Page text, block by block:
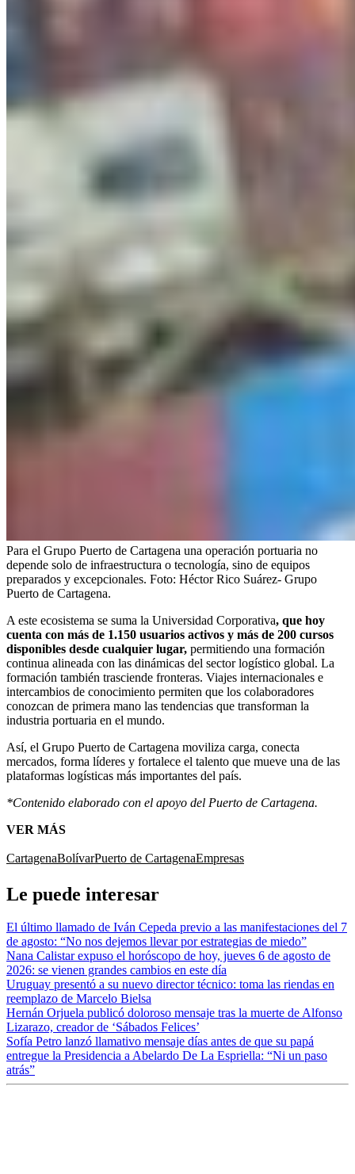
Para el Grupo Puerto de Cartagena una operación portuaria no
depende solo de infraestructura o tecnología, sino de equipos
preparados y excepcionales. Foto: Héctor Rico Suárez- Grupo
Puerto de Cartagena.
A este ecosistema se suma la Universidad Corporativa, que hoy
cuenta con más de 1.150 usuarios activos y más de 200 cursos
disponibles desde cualquier lugar, permitiendo una formación
continua alineada con las dinámicas del sector logístico global. La
formación también trasciende fronteras. Viajes internacionales e
intercambios de conocimiento permiten que los colaboradores
conozcan de primera mano las tendencias que transforman la
industria portuaria en el mundo.
Así, el Grupo Puerto de Cartagena moviliza carga, conecta
mercados, forma líderes y fortalece el talento que mueve una de las
plataformas logísticas más importantes del país.
*Contenido elaborado con el apoyo del Puerto de Cartagena.
VER MÁS
CartagenaBolívarPuerto de CartagenaEmpresas
Le puede interesar
El último llamado de Iván Cepeda previo a las manifestaciones del 7
de agosto: “No nos dejemos llevar por estrategias de miedo”
Nana Calistar expuso el horóscopo de hoy, jueves 6 de agosto de
2026: se vienen grandes cambios en este día
Uruguay presentó a su nuevo director técnico: toma las riendas en
reemplazo de Marcelo Bielsa
Hernán Orjuela publicó doloroso mensaje tras la muerte de Alfonso
Lizarazo, creador de ‘Sábados Felices’
Sofía Petro lanzó llamativo mensaje días antes de que su papá
entregue la Presidencia a Abelardo De La Espriella: “Ni un paso
atrás”